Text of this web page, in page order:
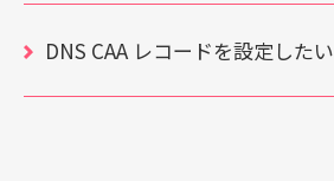
DNS CAA レコードを設定したい